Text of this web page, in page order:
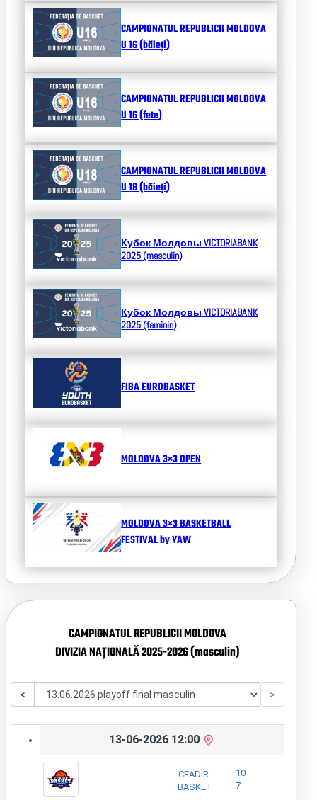
CAMPIONATUL REPUBLICII MOLDOVA
U 16 (băieți)
CAMPIONATUL REPUBLICII MOLDOVA
U 16 (fete)
CAMPIONATUL REPUBLICII MOLDOVA
U 18 (băieți)
Кубок МолдовыVICTORIABANK
2025 (masculin)
Кубок МолдовыVICTORIABANK
2025 (feminin)
FIBA EUROBASKET
MOLDOVA 3×3 OPEN
MOLDOVA 3×3 BASKETBALL
FESTIVAL by YAW
CAMPIONATUL REPUBLICII MOLDOVA
DIVIZIA NAȚIONALĂ 2025-2026 (masculin)
< >
13-06-2026 12:00
CEADÎR-
BASKET
10
7